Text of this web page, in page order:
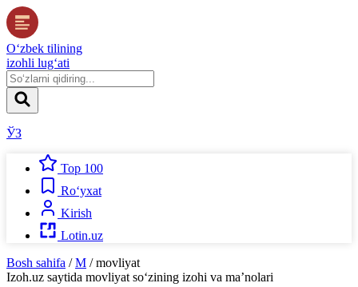
O‘zbek tilining
izohli lug‘ati
ЎЗ
Top 100
Ro‘yxat
Kirish
Lotin.uz
Bosh sahifa / M / movliyat
Izoh.uz saytida movliyat so‘zining izohi va ma’nolari